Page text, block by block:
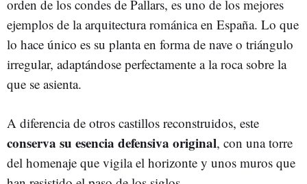
orden de los condes de Pallars, es uno de los mejores
ejemplos de la arquitectura románica en España. Lo que
lo hace único es su planta en forma de nave o triángulo
irregular, adaptándose perfectamente a la roca sobre la
que se asienta.
A diferencia de otros castillos reconstruidos, este
conserva su esencia defensiva original, con una torre
del homenaje que vigila el horizonte y unos muros que